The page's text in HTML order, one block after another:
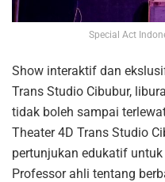
Special Act
Show interaktif dan
Trans Studio Cibubur,
tidak boleh sampai
Theater 4D Trans Studio
pertunjukan edukatif
Professor ahli tentang